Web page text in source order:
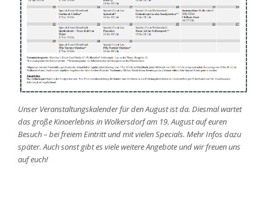
Unser Veranstaltungskalender für den August ist da. Diesmal wartet
das große Kinoerlebnis in Wolkersdorf am 19. August auf euren
Besuch – bei freiem Eintritt und mit vielen Specials. Mehr Infos dazu
später. Auch sonst gibt es viele weitere Angebote und wir freuen uns
auf euch!